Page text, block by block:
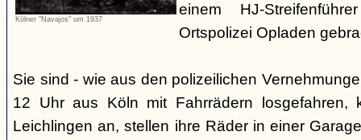
Kölner "Navajos" um 1937
einem HJ-
Ortspolizei Opladen
Sie sind - wie aus den polizeilichen
12 Uhr aus Köln mit Fahrrädern losgefahren,
Leichlingen an, stellen ihre Räder in einer